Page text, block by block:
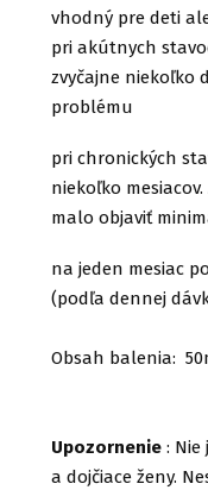
vhodný pre deti
pri akútnych
zvyčajne niekoľko
problému
pri chronických
niekoľko mesiacov.
malo objaviť
na jeden mesiac
(podľa dennej
Obsah balenia:
Upozornenie :
a dojčiace ženy.